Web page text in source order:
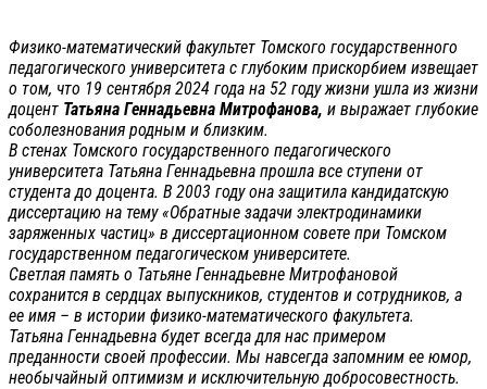
Физико-математический факультет Томского государственного
педагогического университета с глубоким прискорбием извещает
о том, что 19 сентября 2024 года на 52 году жизни ушла из жизни
доцент Татьяна Геннадьевна Митрофанова, и выражает глубокие
соболезнования родным и близким.
В стенах Томского государственного педагогического
университета Татьяна Геннадьевна прошла все ступени от
студента до доцента. В 2003 году она защитила кандидатскую
диссертацию на тему «Обратные задачи электродинамики
заряженных частиц» в диссертационном совете при Томском
государственном педагогическом университете.
Светлая память о Татьяне Геннадьевне Митрофановой
сохранится в сердцах выпускников, студентов и сотрудников, а
ее имя – в истории физико-математического факультета.
Татьяна Геннадьевна будет всегда для нас примером
преданности своей профессии. Мы навсегда запомним ее юмор,
необычайный оптимизм и исключительную добросовестность.